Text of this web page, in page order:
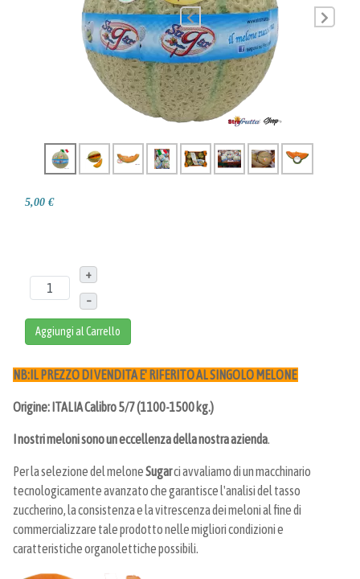
5,00 €
+
–
Aggiungi al Carrello
NB:IL PREZZO DI VENDITA E' RIFERITO AL SINGOLO MELONE
Origine: ITALIA Calibro 5/7 (1100-1500 kg.)
I nostri meloni sono un eccellenza della nostra azienda.
Per la selezione del meloneSugarci avvaliamo di un macchinario
tecnologicamente avanzato che garantisce l'analisi del tasso
zuccherino, la consistenza e la vitrescenza dei meloni al fine di
commercializzare tale prodotto nelle migliori condizioni e
caratteristiche organolettiche possibili.